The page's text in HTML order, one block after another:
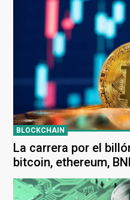
BLOCKCHAIN
La carrera por el
bitcoin, ethereum,
cripto podrían